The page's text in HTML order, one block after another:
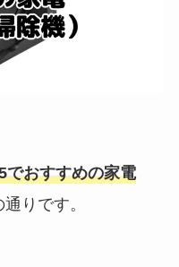
おすすめの家電
りです。